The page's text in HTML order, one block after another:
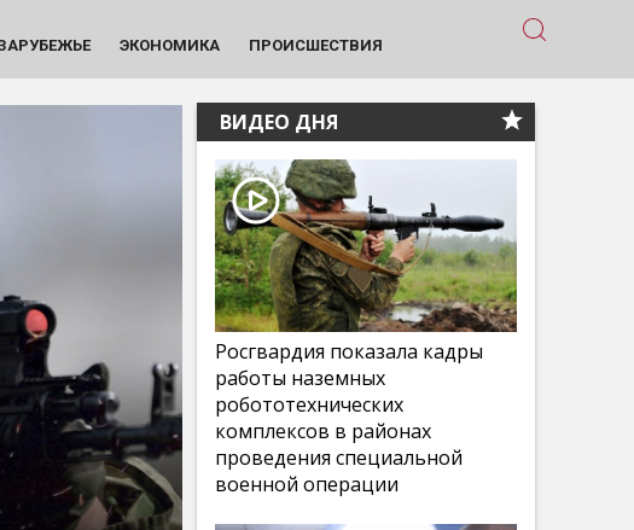
ЭКОНОМИКА ПРОИСШЕСТВИЯ
ВИДЕО ДНЯ
Росгвардия показала кадры
работы наземных
робототехнических
комплексов в районах
проведения специальной
военной операции